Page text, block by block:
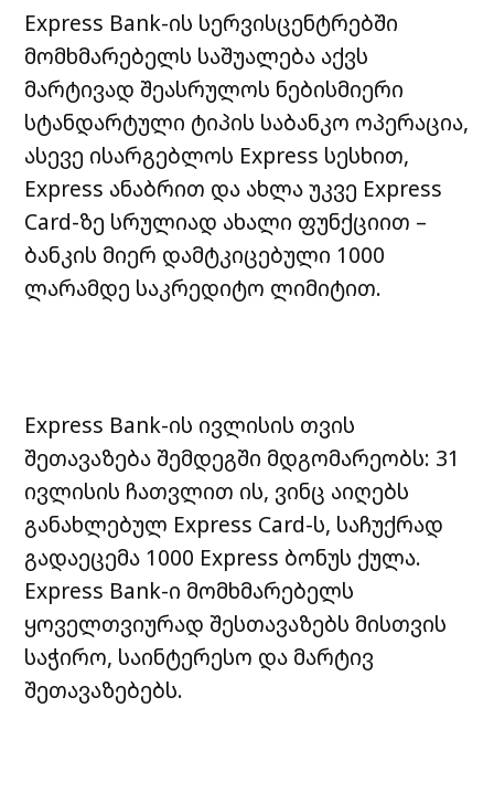
Express Bank-ის სერვისცენტრებში
მომხმარებელს საშუალება აქვს
მარტივად შეასრულოს ნებისმიერი
სტანდარტული ტიპის საბანკო ოპერაცია,
ასევე ისარგებლოს Express სესხით,
Express ანაბრით და ახლა უკვე Express
Card-ზე სრულიად ახალი ფუნქციით –
ბანკის მიერ დამტკიცებული 1000
ლარამდე საკრედიტო ლიმიტით.
Express Bank-ის ივლისის თვის
შეთავაზება შემდეგში მდგომარეობს: 31
ივლისის ჩათვლით ის, ვინც აიღებს
განახლებულ Express Card-ს, საჩუქრად
გადაეცემა 1000 Express ბონუს ქულა.
Express Bank-ი მომხმარებელს
ყოველთვიურად შესთავაზებს მისთვის
საჭირო, საინტერესო და მარტივ
შეთავაზებებს.